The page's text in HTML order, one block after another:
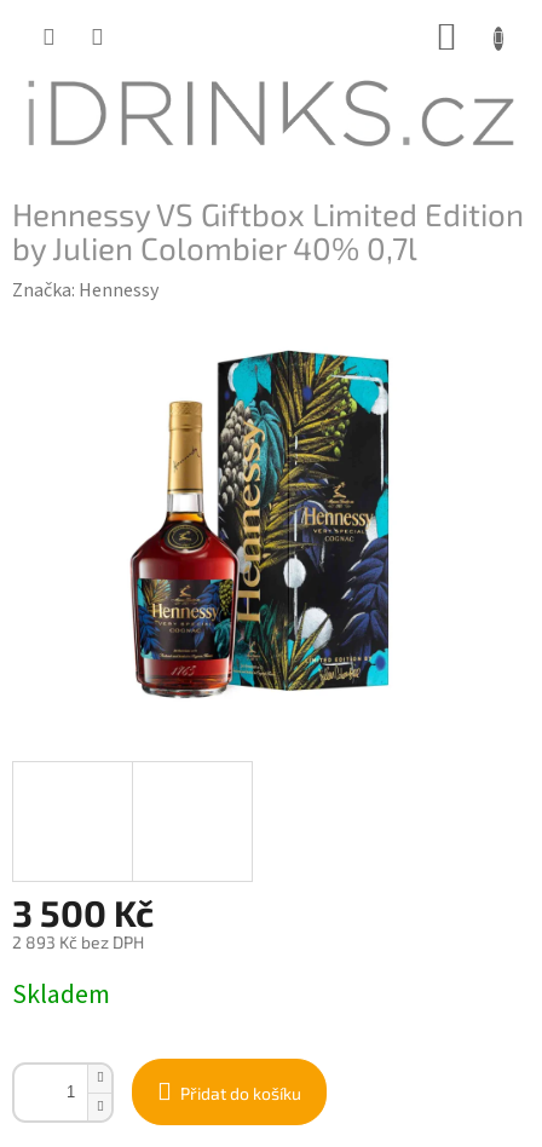
Hennessy VS Giftbox Limited Edition
by Julien Colombier 40% 0,7l
Značka: Hennessy
3 500 Kč
2 893 Kč bez DPH
cena:
Skladem
Přidat do košíku